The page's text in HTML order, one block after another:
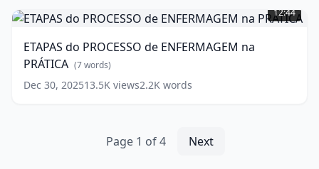
do
PROCESSO
ENFERMAGEM
na
PRÁTICA
(7
12:44
ETAPAS do PROCESSO de ENFERMAGEM na
PRÁTICA (7words)
Dec 30, 202513.5K views2.2K words
Page 1 of4 Next